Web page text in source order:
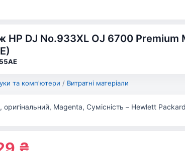
HP DJ No.933XL OJ 6700 Premium
та комп'ютери / Витратні матеріали
Magenta, Сумісність – Hewlett